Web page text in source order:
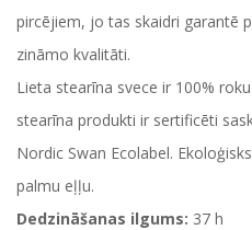
pircējiem, jo tas skaidri garantē
zināmo kvalitāti.
Lieta stearīna svece ir 100%
stearīna produkti ir sertificēti
Nordic Swan Ecolabel.
palmu eļļu.
Dedzināšanas ilgums: 37 h